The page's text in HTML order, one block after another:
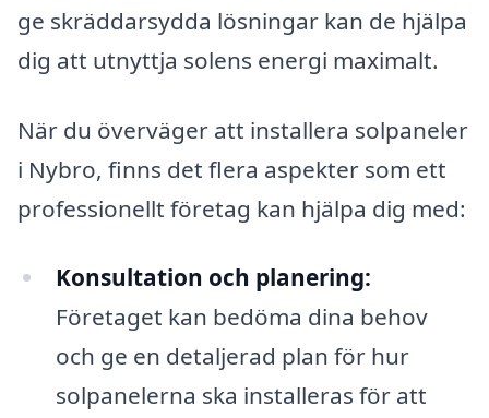
ge skräddarsydda lösningar kan de hjälpa
dig att utnyttja solens energi maximalt.
När du överväger att installera solpaneler
i Nybro, finns det flera aspekter som ett
professionellt företag kan hjälpa dig med:
Konsultation och planering:
Företaget kan bedöma dina behov
och ge en detaljerad plan för hur
solpanelerna ska installeras för att